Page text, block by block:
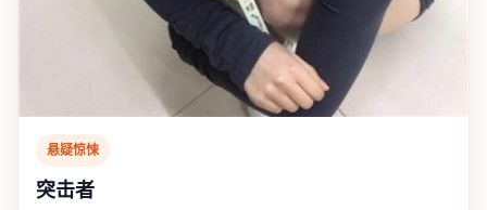
悬疑惊悚
突击者